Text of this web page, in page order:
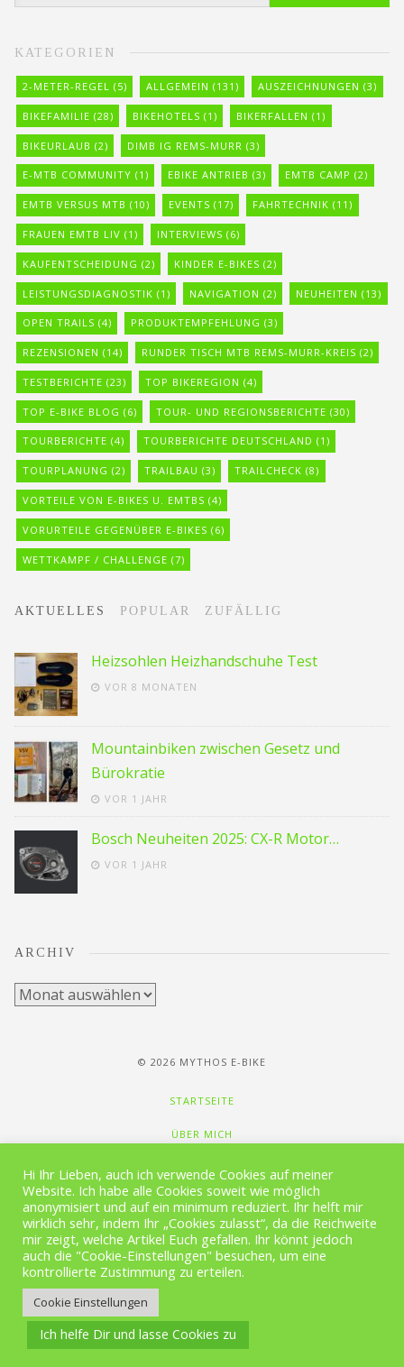
nach:
KATEGORIEN
2-METER-REGEL (5) ALLGEMEIN (131) AUSZEICHNUNGEN (3)
BIKEFAMILIE (28) BIKEHOTELS (1) BIKERFALLEN (1)
BIKEURLAUB (2) DIMB IG REMS-MURR (3)
E-MTB COMMUNITY (1) EBIKE ANTRIEB (3) EMTB CAMP (2)
EMTB VERSUS MTB (10) EVENTS (17) FAHRTECHNIK (11)
FRAUEN EMTB LIV (1) INTERVIEWS (6)
KAUFENTSCHEIDUNG (2) KINDER E-BIKES (2)
LEISTUNGSDIAGNOSTIK (1) NAVIGATION (2) NEUHEITEN (13)
OPEN TRAILS (4) PRODUKTEMPFEHLUNG (3)
REZENSIONEN (14) RUNDER TISCH MTB REMS-MURR-KREIS (2)
TESTBERICHTE (23) TOP BIKEREGION (4)
TOP E-BIKE BLOG (6) TOUR- UND REGIONSBERICHTE (30)
TOURBERICHTE (4) TOURBERICHTE DEUTSCHLAND (1)
TOURPLANUNG (2) TRAILBAU (3) TRAILCHECK (8)
VORTEILE VON E-BIKES U. EMTBS (4)
VORURTEILE GEGENÜBER E-BIKES (6)
WETTKAMPF / CHALLENGE (7)
AKTUELLES POPULAR ZUFÄLLIG
Heizsohlen Heizhandschuhe Test
VOR 8 MONATEN
Mountainbiken zwischen Gesetz und
Bürokratie
VOR 1 JAHR
Bosch Neuheiten 2025: CX-R Motor…
VOR 1 JAHR
ARCHIV
Archiv
© 2026 MYTHOS E-BIKE
STARTSEITE
ÜBER MICH
NEWSLETTER
MEDIA
GALERIE
VIDEOS
IMPRESSUM / DATENSCHUTZ
Hi Ihr Lieben, auch ich verwende Cookies auf meiner
Website. Ich habe alle Cookies soweit wie möglich
anonymisiert und auf ein minimum reduziert. Ihr helft mir
wirklich sehr, indem Ihr „Cookies zulasst“, da die Reichweite
mir zeigt, welche Artikel Euch gefallen. Ihr könnt jedoch
auch die "Cookie-Einstellungen" besuchen, um eine
kontrollierte Zustimmung zu erteilen.
Cookie Einstellungen
Ich helfe Dir und lasse Cookies zu